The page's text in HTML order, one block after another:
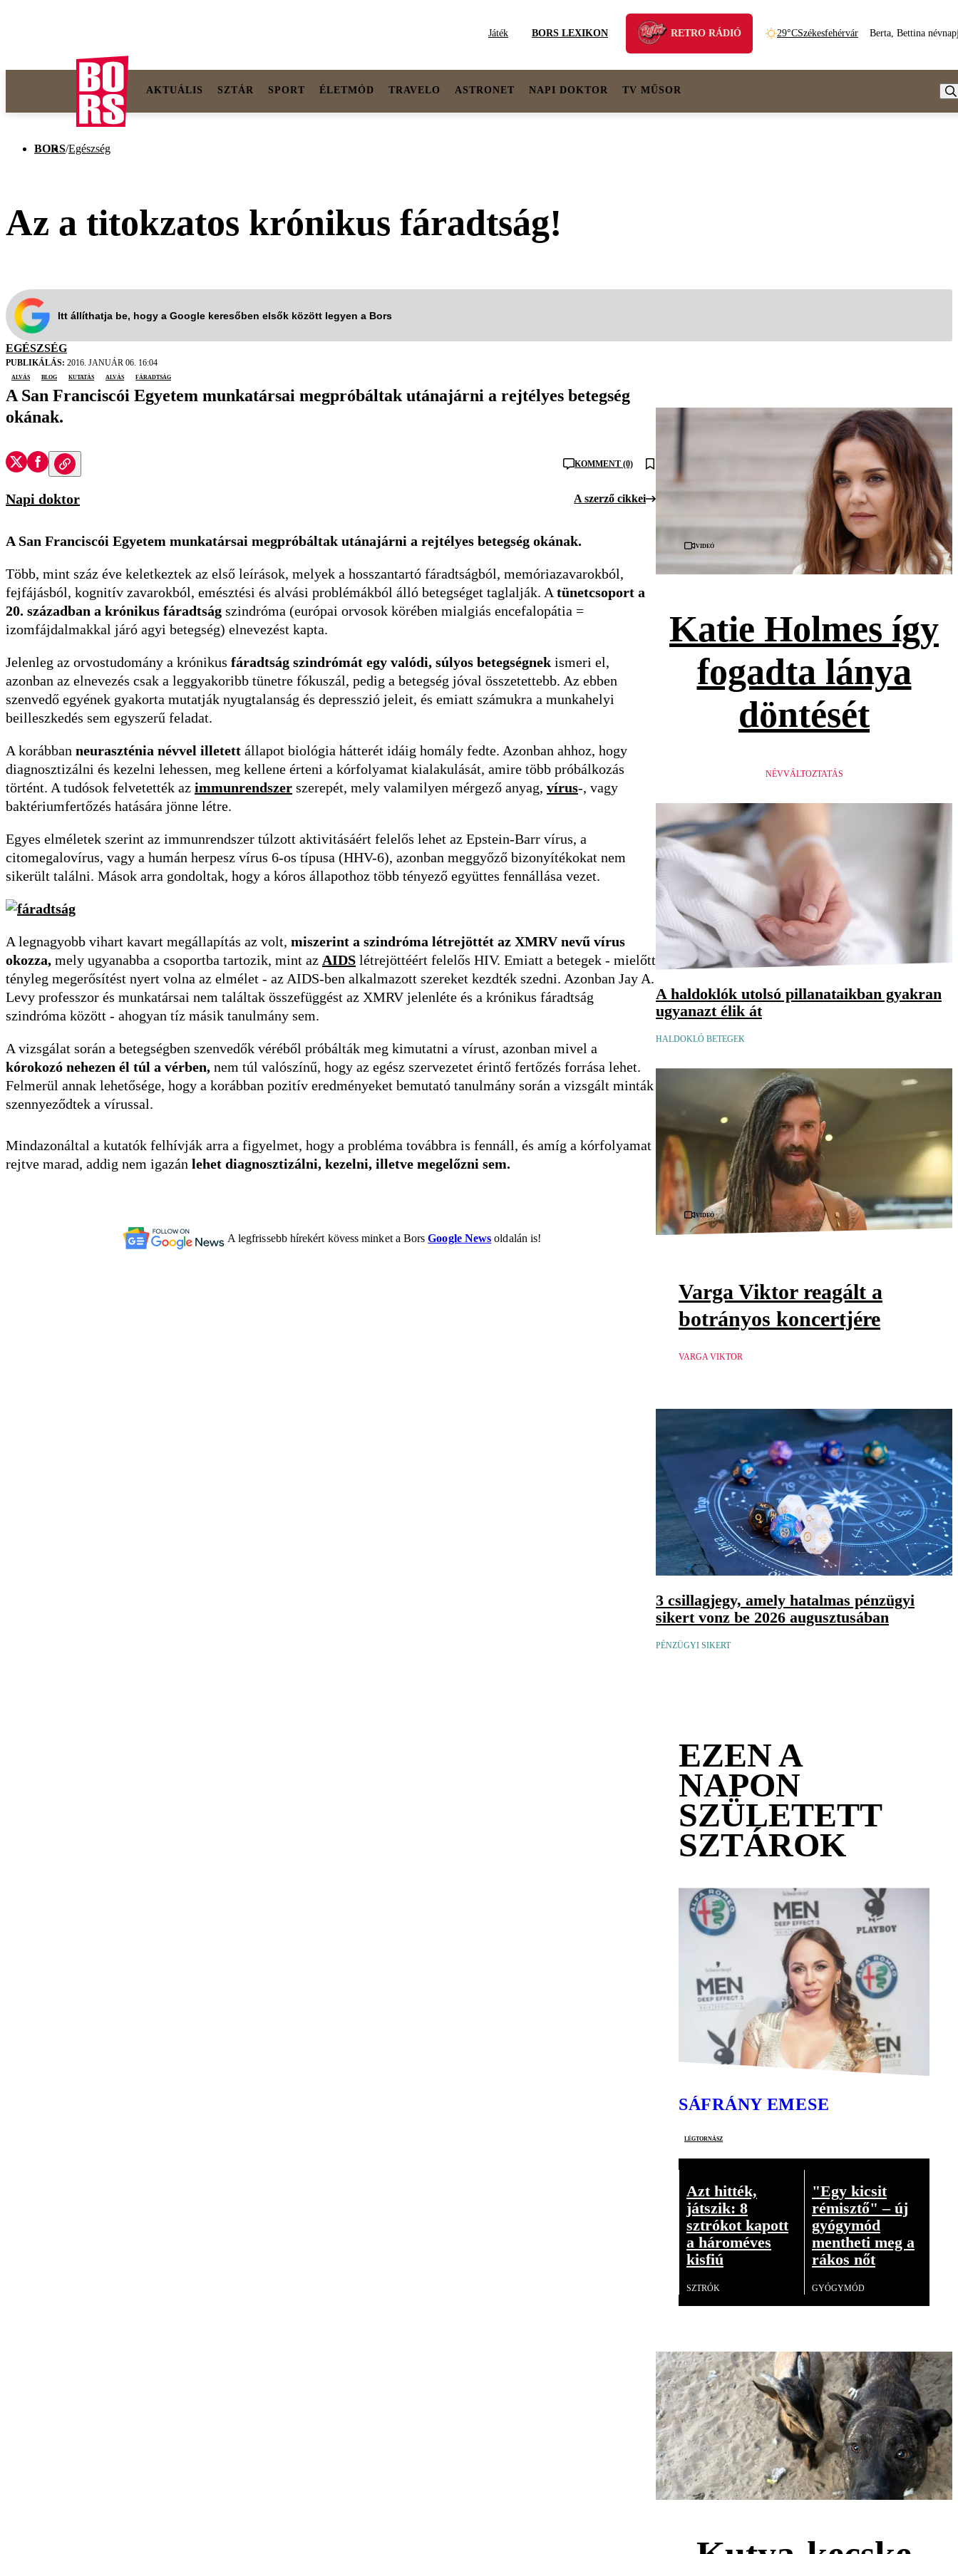
Játék BORS LEXIKON RETRO RÁDIÓ 29°CSzékesfehérvár Berta, Bettina
AKTUÁLIS SZTÁR SPORT ÉLETMÓD TRAVELO ASTRONET NAPI DOKTOR TV MŰSOR
BORS/Egészség
Az a titokzatos krónikus fáradtság!
Itt állíthatja be, hogy a Google keresőben elsők között legyen a Bors
EGÉSZSÉG
PUBLIKÁLÁS: 2016. JANUÁR 06. 16:04
Alvás
blog kutatás alvás fáradtság
A San Franciscói Egyetem munkatársai megpróbáltak utánajárni a rejtélyes betegség
okának.
KOMMENT (0)
Napi doktor A szerző cikkei
A San Franciscói Egyetem munkatársai megpróbáltak utánajárni a rejtélyes betegség okának.
Több, mint száz éve keletkeztek az első leírások, melyek a hosszantartó fáradtságból, memóriazavarokból,
fejfájásból, kognitív zavarokból, emésztési és alvási problémákból álló betegséget taglalják. A tünetcsoport a
20. században a krónikus fáradtság szindróma (európai orvosok körében mialgiás encefalopátia =
izomfájdalmakkal járó agyi betegség) elnevezést kapta.
Jelenleg az orvostudomány a krónikus fáradtság szindrómát egy valódi, súlyos betegségnek ismeri el,
azonban az elnevezés csak a leggyakoribb tünetre fókuszál, pedig a betegség jóval összetettebb. Az ebben
szenvedő egyének gyakorta mutatják nyugtalanság és depresszió jeleit, és emiatt számukra a munkahelyi
beilleszkedés sem egyszerű feladat.
A korábban neuraszténia névvel illetett állapot biológia hátterét idáig homály fedte. Azonban ahhoz, hogy
diagnosztizálni és kezelni lehessen, meg kellene érteni a kórfolyamat kialakulását, amire több próbálkozás
történt. A tudósok felvetették az immunrendszer szerepét, mely valamilyen mérgező anyag, vírus-, vagy
baktériumfertőzés hatására jönne létre.
Egyes elméletek szerint az immunrendszer túlzott aktivitásáért felelős lehet az Epstein-Barr vírus, a
citomegalovírus, vagy a humán herpesz vírus 6-os típusa (HHV-6), azonban meggyőző bizonyítékokat nem
sikerült találni. Mások arra gondoltak, hogy a kóros állapothoz több tényező együttes fennállása vezet.
A legnagyobb vihart kavart megállapítás az volt, miszerint a szindróma létrejöttét az XMRV nevű vírus
okozza, mely ugyanabba a csoportba tartozik, mint az AIDS létrejöttéért felelős HIV. Emiatt a betegek - mielőtt
tényleg megerősítést nyert volna az elmélet - az AIDS-ben alkalmazott szereket kezdték szedni. Azonban Jay A.
Levy professzor és munkatársai nem találtak összefüggést az XMRV jelenléte és a krónikus fáradtság
szindróma között - ahogyan tíz másik tanulmány sem.
A vizsgálat során a betegségben szenvedők véréből próbálták meg kimutatni a vírust, azonban mivel a
kórokozó nehezen él túl a vérben, nem túl valószínű, hogy az egész szervezetet érintő fertőzés forrása lehet.
Felmerül annak lehetősége, hogy a korábban pozitív eredményeket bemutató tanulmány során a vizsgált minták
szennyeződtek a vírussal.
Mindazonáltal a kutatók felhívják arra a figyelmet, hogy a probléma továbbra is fennáll, és amíg a kórfolyamat
rejtve marad, addig nem igazán lehet diagnosztizálni, kezelni, illetve megelőzni sem.
A legfrissebb hírekért kövess minket a BorsGoogle News oldalán is!
Videó
Katie Holmes így
fogadta lánya
döntését
NÉVVÁLTOZTATÁS
A haldoklók utolsó pillanataikban gyakran
ugyanazt élik át
HALDOKLÓ BETEGEK
Videó
Varga Viktor reagált a
botrányos koncertjére
VARGA VIKTOR
3 csillagjegy, amely hatalmas pénzügyi
sikert vonz be 2026 augusztusában
PÉNZÜGYI SIKERT
EZEN A
NAPON
SZÜLETETT
SZTÁROK
SÁFRÁNY EMESE
légtornász
Azt hitték,
játszik: 8
sztrókot kapott
a hároméves
kisfiú
SZTRÓK
"Egy kicsit
rémisztő" – új
gyógymód
mentheti meg a
rákos nőt
GYÓGYMÓD